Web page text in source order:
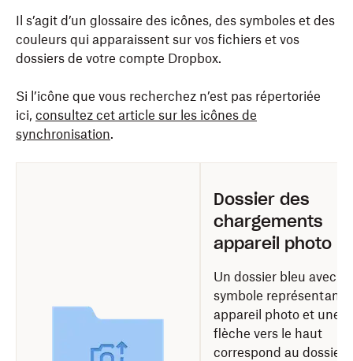
Il s’agit d’un glossaire des icônes, des symboles et des
couleurs qui apparaissent sur vos fichiers et vos
dossiers de votre compte Dropbox.
Si l’icône que vous recherchez n’est pas répertoriée
ici, consultez cet article sur les icônes de
synchronisation.
Dossier des
chargements
appareil photo
Un dossier bleu avec
symbole représentant
appareil photo et une
flèche vers le haut
correspond au dossier